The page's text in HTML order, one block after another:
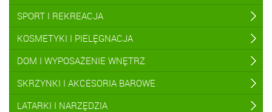
SPORT I REKREACJA
KOSMETYKI I PIELĘGNACJA
DOM I WYPOSAŻENIE WNĘTRZ
SKRZYNKI I AKCESORIA BAROWE
LATARKI I NARZĘDZIA